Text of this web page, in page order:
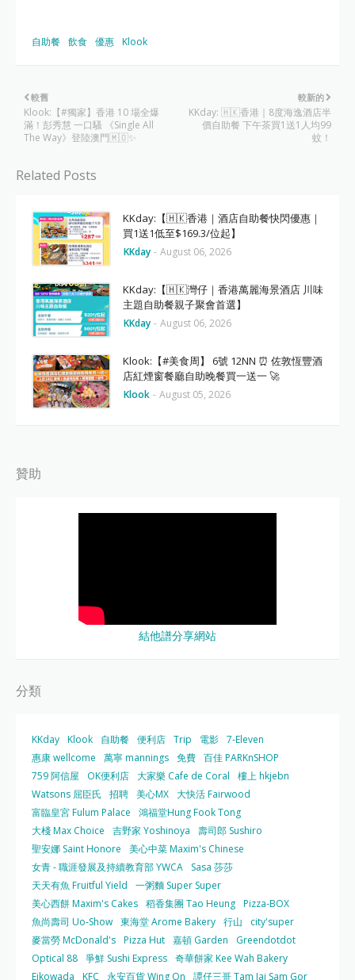
自助餐 飲食 優惠 Klook
較新的
KKday: 🇭🇰香港｜8度海逸酒店半
價自助餐 下午茶買1送1人均99
蚊！
較舊
Klook:【#獨家】香港 10 場全爆
滿！彭秀慧 一口騷 《Single All
The Way》登陸澳門🇲🇴✨
Related Posts
KKday:【🇭🇰香港｜酒店自助餐快閃優惠｜
買1送1低至$169.3/位起】
KKday - August 06, 2026
KKday:【🇭🇰灣仔｜香港萬麗海景酒店 川味
主題自助餐親子聚會首選】
KKday - August 06, 2026
Klook:【#美食周】 6號 12NN ⏰ 佐敦恆豐酒
店紅煙窗餐廳自助晚餐買一送一 🚀
Klook - August 05, 2026
贊助
結他譜分享網站
分類
KKday Klook 自助餐 便利店 Trip 電影 7-Eleven
惠康 wellcome
萬寧 mannings 免費 百佳 PARKnSHOP
759 阿信屋
OK便利店 大家樂 Cafe de Coral
樓上 hkjebn
Watsons 屈臣氏
招聘 美心MX 大快活 Fairwood
富臨皇宮 Fulum Palace
鴻福堂Hung Fook Tong
大棧 Max Choice
吉野家 Yoshinoya
壽司郎 Sushiro
聖安娜 Saint Honore
美心中菜 Maxim's Chinese
女青 - 職涯發展及持續教育部 YWCA
Sasa 莎莎
天天有魚 Fruitful Yield
一粥麵 Super Super
美心西餅 Maxim's Cakes 稻香集團 Tao Heung Pizza-BOX
魚尚壽司 Uo-Show 東海堂 Arome Bakery 行山
city'super
麥當勞 McDonald's Pizza Hut 嘉頓 Garden
Greendotdot
Optical 88 爭鮮 Sushi Express 奇華餅家 Kee Wah Bakery
Eikowada
KFC 永安百貨 Wing On
譚仔三哥 Tam Jai Sam Gor